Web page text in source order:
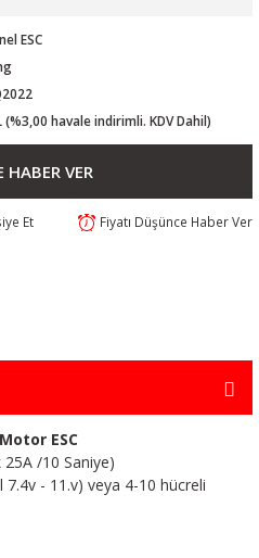
ESC
(%3,00 havale indirimli. KDV Dahil)
HABER VER
Et
Fiyatı Düşünce Haber Ver
ESC
25A /10 Saniye)
7.4v - 11.v) veya 4-10 hücreli